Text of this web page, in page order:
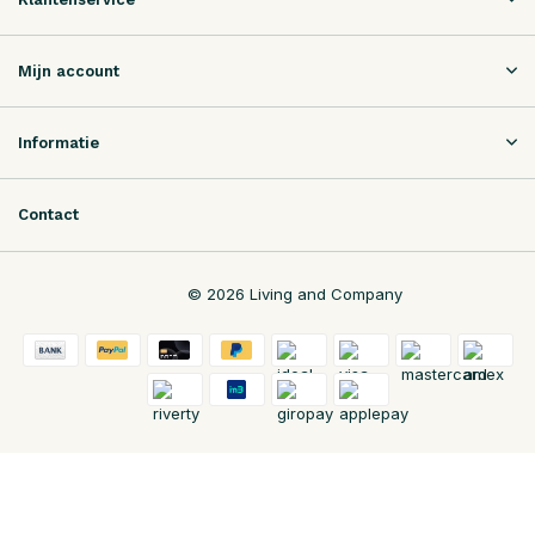
Mijn account
Informatie
Contact
© 2026 Living and Company